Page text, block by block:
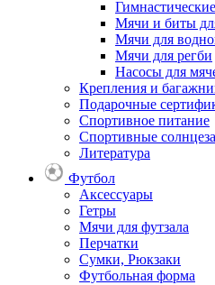
Мячи и биты
Мячи для
Мячи для регби
Насосы для
Крепления и
Подарочные
Спортивное питание
Спортивные
Литература
Футбол
Аксессуары
Гетры
Мячи для футзала
Перчатки
Сумки, Рюкзаки
Футбольная форма